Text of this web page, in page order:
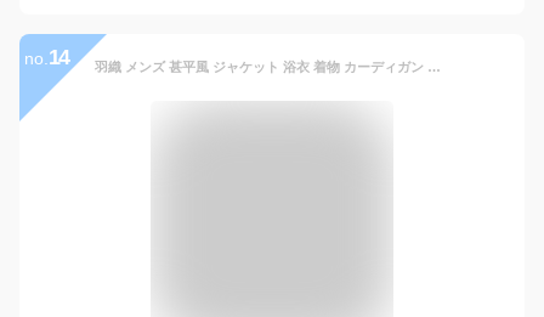
no. 14 羽織 メンズ 甚平風 ジャケット 浴衣 着物 カーディガン 切替 薄手 夏用 サマー 七分袖 7分袖シャツ ダンス 羽織り 和服風 おしゃれ 父の日 カジュアル お祭り 夏祭り 秋祭り 花火大会 和装 ルームウエア ビッグシルエット チャイナ風 部屋着 冷房対策